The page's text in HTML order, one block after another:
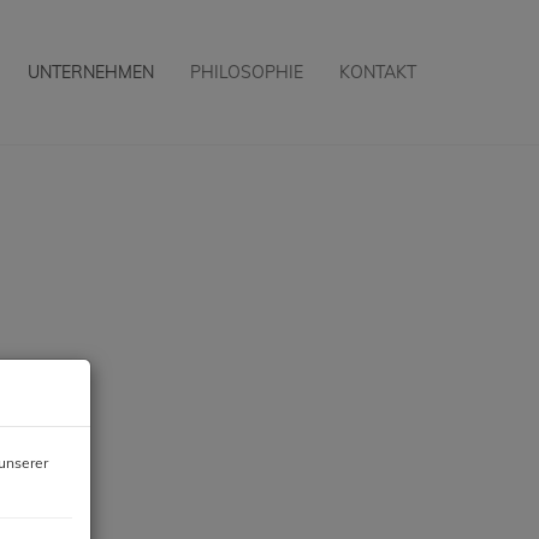
UNTERNEHMEN PHILOSOPHIE KONTAKT